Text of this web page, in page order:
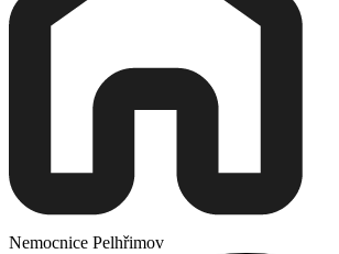
Nemocnice Pelhřimov